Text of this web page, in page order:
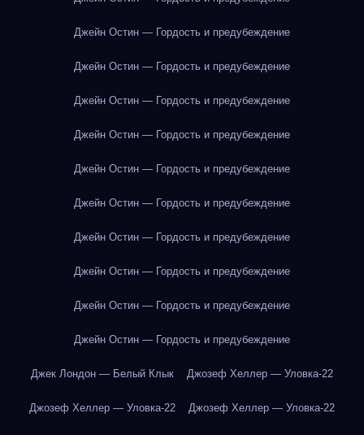
Джейн Остин — Гордость и предубеждение
Джейн Остин — Гордость и предубеждение
Джейн Остин — Гордость и предубеждение
Джейн Остин — Гордость и предубеждение
Джейн Остин — Гордость и предубеждение
Джейн Остин — Гордость и предубеждение
Джейн Остин — Гордость и предубеждение
Джейн Остин — Гордость и предубеждение
Джейн Остин — Гордость и предубеждение
Джейн Остин — Гордость и предубеждение
Джек Лондон — Белый Клык Джозеф Хеллер — Уловка-22
Джозеф Хеллер — Уловка-22 Джозеф Хеллер — Уловка-22